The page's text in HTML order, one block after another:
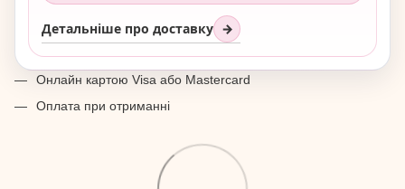
Детальніше про доставку →
Онлайн картою Visa або Mastercard
Оплата при отриманні